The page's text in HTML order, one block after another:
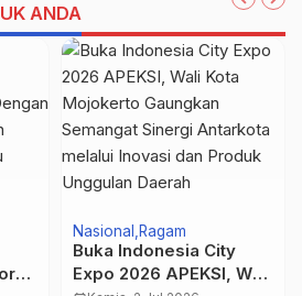
ANDA
Nasional Ragam
Buka Indonesia City
Expo 2026 APEKSI, Wali